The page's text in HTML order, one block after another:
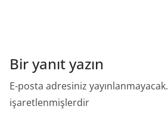
Bir yanıt yazın
E-posta adresiniz yayınlanmayacak.
işaretlenmişlerdir